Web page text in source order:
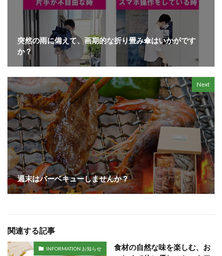
突然の雨に備えて、画期的な折り畳み傘はいかがです
か？
Next
週末はバーベキューしませんか？
関連する記事
INFORMATION お知らせ
食材の自然な味を楽しむ、お